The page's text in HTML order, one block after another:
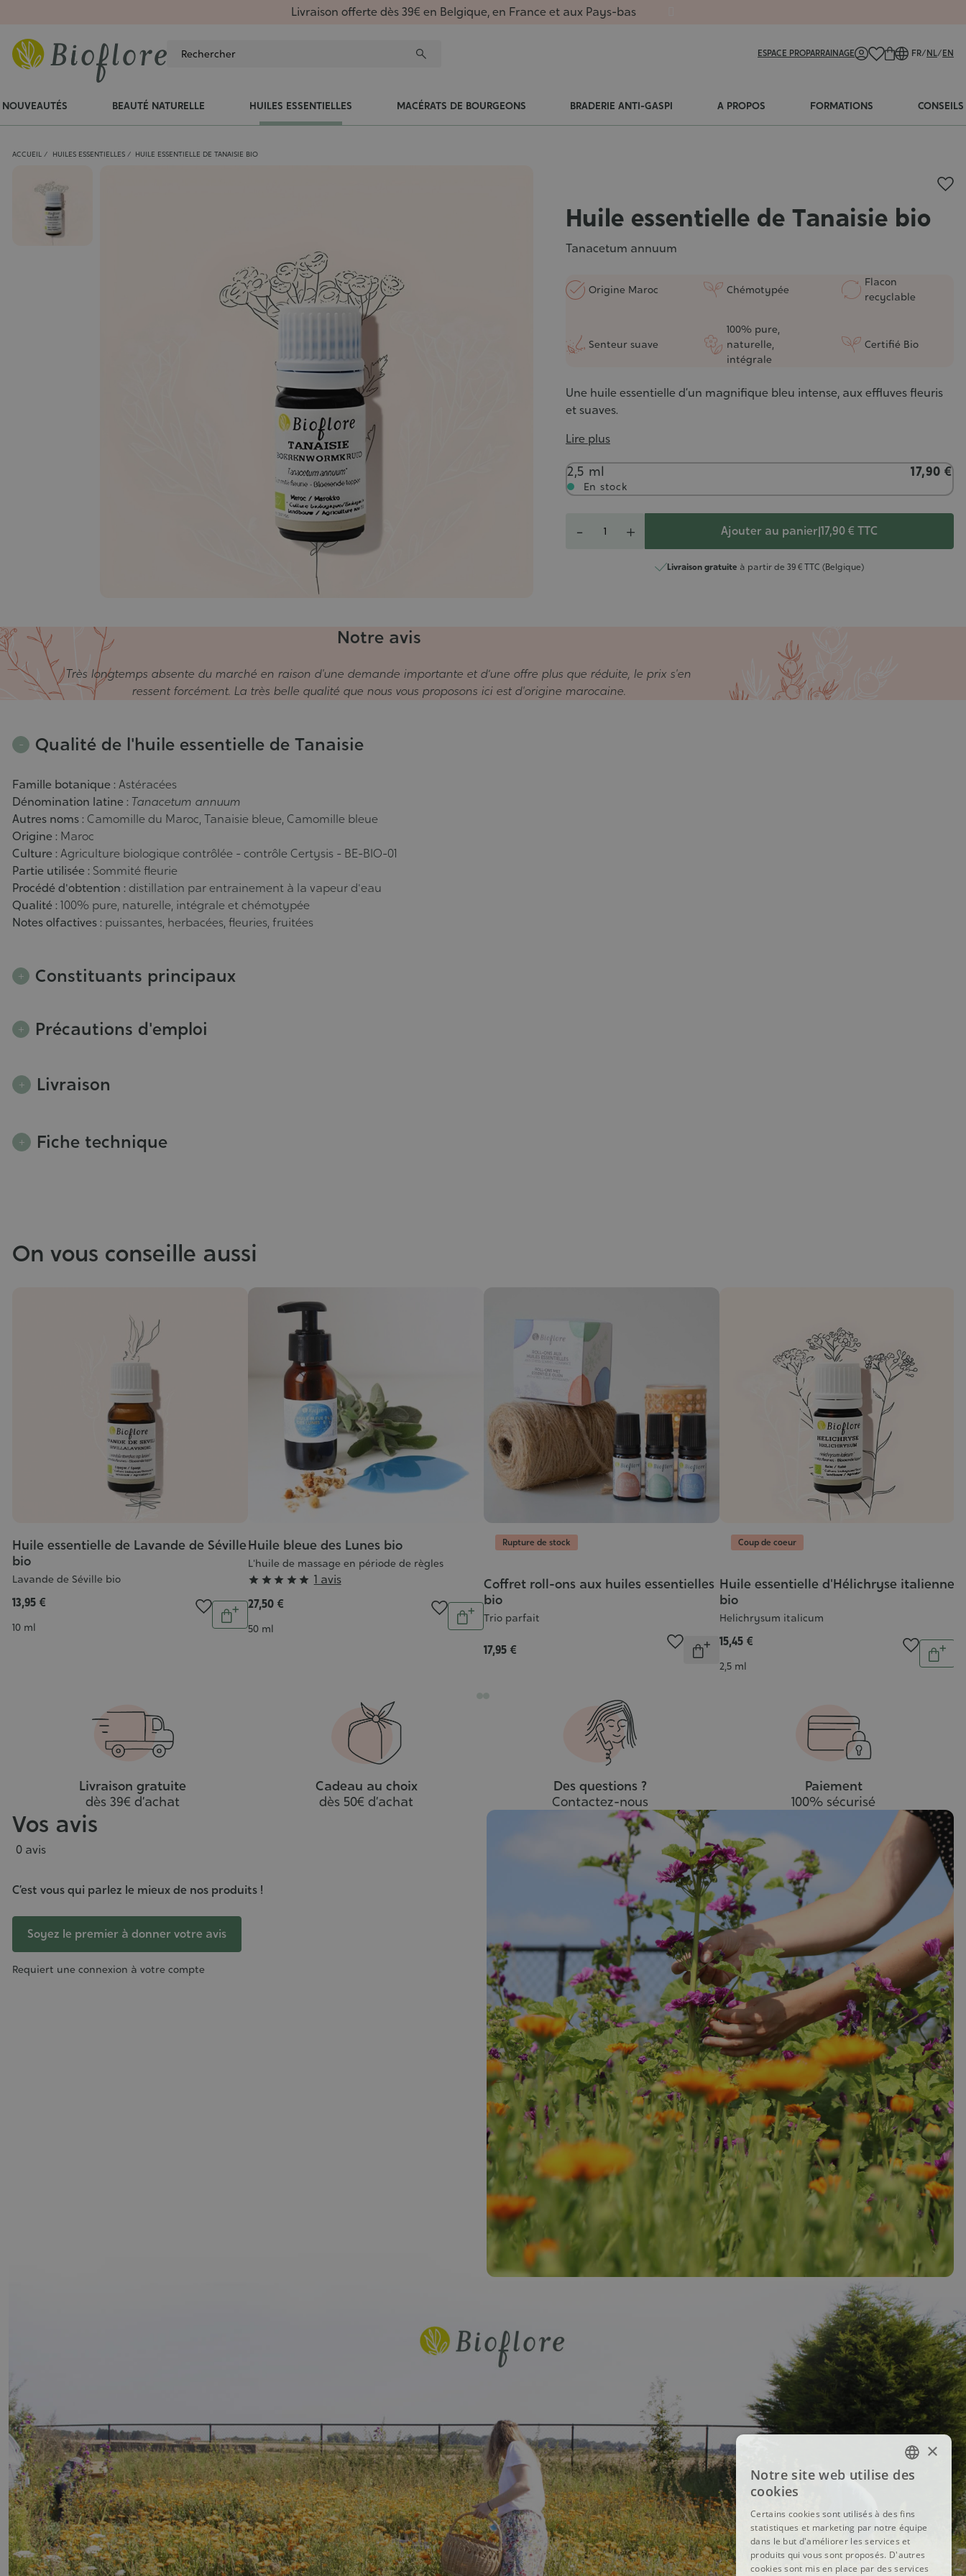
Livraison offerte dès 39€ en Belgique, en France et aux Pays-bas
ESPACE PROPARRAINAGE FR/NL/EN
NOUVEAUTÉS BEAUTÉ NATURELLE HUILES ESSENTIELLES MACÉRATS DE BOURGEONS BRADERIE ANTI-GASPI A PROPOS FORMATIONS CONSEILS
ACCUEIL HUILES ESSENTIELLES HUILE ESSENTIELLE DE TANAISIE BIO
Huile essentielle de Tanaisie bio
Tanacetum annuum
Origine Maroc Chémotypée
Flacon
recyclable
Senteur suave
100% pure,
naturelle,
intégrale
Certifié Bio
Une huile essentielle d’un magnifique bleu intense, aux effluves fleuris
et suaves.
Lire plus
Contenance
2,5 ml 17,90 €
En stock
- + Ajouter au panier|17,90 € TTC
Livraison gratuite à partir de 39 € TTC (Belgique)
Notre avis
Très longtemps absente du marché en raison d'une demande importante et d’une offre plus que réduite, le prix s'en
ressent forcément. La très belle qualité que nous vous proposons ici est d'origine marocaine.
Qualité de l'huile essentielle de Tanaisie
Famille botanique : Astéracées
Dénomination latine : Tanacetum annuum
Autres noms : Camomille du Maroc, Tanaisie bleue, Camomille bleue
Origine : Maroc
Culture : Agriculture biologique contrôlée - contrôle Certysis - BE-BIO-01
Partie utilisée : Sommité fleurie
Procédé d'obtention : distillation par entrainement à la vapeur d'eau
Qualité : 100% pure, naturelle, intégrale et chémotypée
Notes olfactives : puissantes, herbacées, fleuries, fruitées
Constituants principaux
Précautions d'emploi
Livraison
Fiche technique
On vous conseille aussi
Huile essentielle de Lavande de Séville
bio
Lavande de Séville bio
13,95 €
Contenance
10 ml
Quantité
Ajouter
Huile bleue des Lunes bio
L'huile de massage en période de règles
Grade
:
5/5
     1 avis
27,50 €
Contenance
50 ml
Quantité
Ajouter
panier
Rupture de stock
Coffret roll-ons aux huiles essentielles
bio
Trio parfait
17,95 € Quantité
Indisponible
Coup de coeur
Huile essentielle d'Hélichryse italienne
bio
Helichrysum italicum
15,45 €
Contenance
2,5 ml
Livraison gratuite
dès 39€ d’achat
Cadeau au choix
dès 50€ d’achat
Des questions ?
Contactez-nous
Paiement
100% sécurisé
Vos avis
0 avis
C’est vous qui parlez le mieux de nos produits !
Soyez le premier à donner votre avis
Requiert une connexion à votre compte
FRENCH
ENGLISH
×
Notre site web utilise des
cookies
Certains cookies sont utilisés à des fins
statistiques et marketing par notre équipe
dans le but d'améliorer les services et
produits qui vous sont proposés. D'autres
cookies sont mis en place par des services